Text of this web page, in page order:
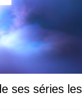
ses séries les